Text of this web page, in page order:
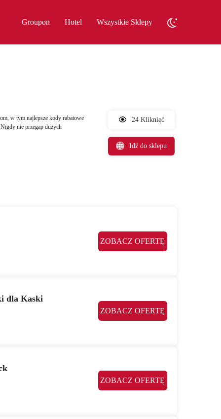
Groupon Hotel Wszystkie Sklepy
w tym najlepsze kody rabatowe
nie przegap dużych
24 Kliknięć
Idź do sklepu
ZOBACZ OFERTĘ
dla Kaski
ZOBACZ OFERTĘ
ZOBACZ OFERTĘ